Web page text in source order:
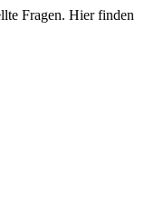
Fragen. Hier finden